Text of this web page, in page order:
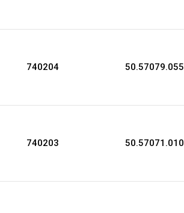
740204 50.57079.055
740203 50.57071.010